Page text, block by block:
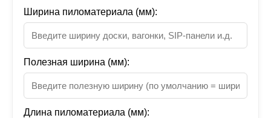
Ширина пиломатериала (мм):
Полезная ширина (мм):
Длина пиломатериала (мм):